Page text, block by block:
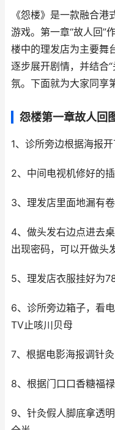
《怨楼》是一款融合
游戏。第一章“故人回”
楼中的理发店为主要舞
逐步展开剧情，并结合
氛。下面就为大家同享
怨楼第一章故人回
1、诊所旁边根据海报
2、中间电视机修好的
3、理发店里面地漏有
4、做头发右边点进去
出现密码，可以开做头
5、理发店衣服挂好为
6、诊所旁边箱子，看
TV止咳川贝母
7、根据电影海报调针灸
8、根据门口口香糖福
9、针灸假人脚底拿透